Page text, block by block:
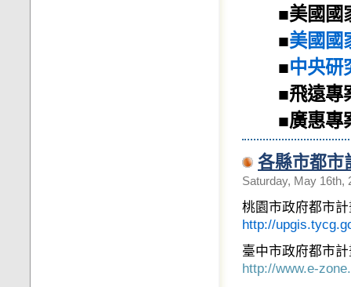
■美國國
■美國國
■中央研
■飛遠專
■廣惠專
各縣市都市
Saturday, May 16th,
桃園市政府都市
http://
臺中市政府都市
http://www.e-